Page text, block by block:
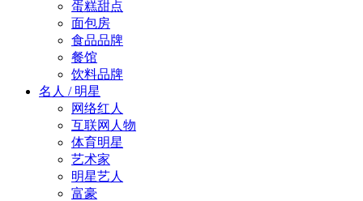
蛋糕甜点
面包房
食品品牌
餐馆
饮料品牌
名人 / 明星
网络红人
互联网人物
体育明星
艺术家
明星艺人
富豪